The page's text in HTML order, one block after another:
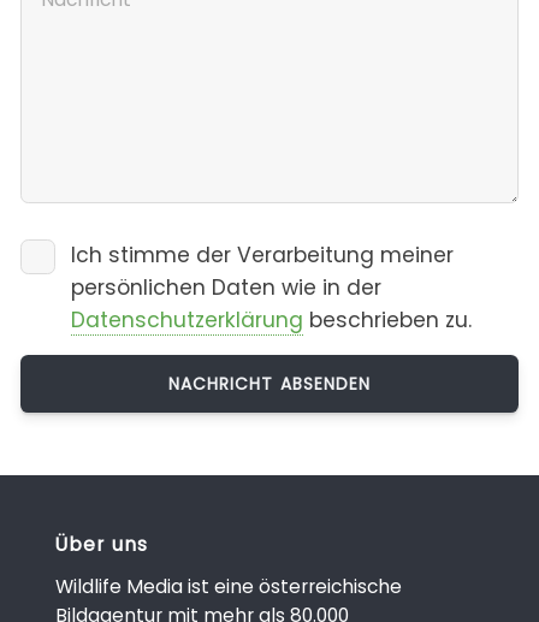
Ich stimme der Verarbeitung meiner
persönlichen Daten wie in der
Datenschutzerklärung beschrieben zu.
Über uns
Wildlife Media ist eine österreichische
Bildagentur mit mehr als 80.000